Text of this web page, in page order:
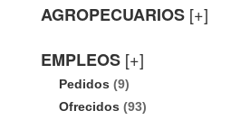
AGROPECUARIOS [+]
EMPLEOS [+]
Pedidos (9)
Ofrecidos (93)